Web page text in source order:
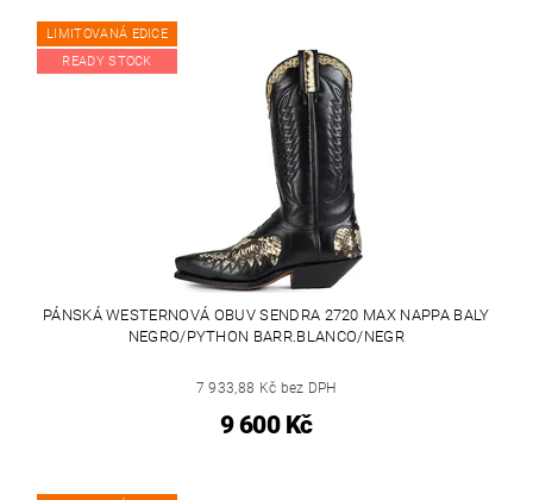
LIMITOVANÁ EDICE
READY STOCK
PÁNSKÁ WESTERNOVÁ OBUV SENDRA 2720 MAX NAPPA BALY
NEGRO/PYTHON BARR.BLANCO/NEGR
7 933,88 Kč bez DPH
9 600 Kč